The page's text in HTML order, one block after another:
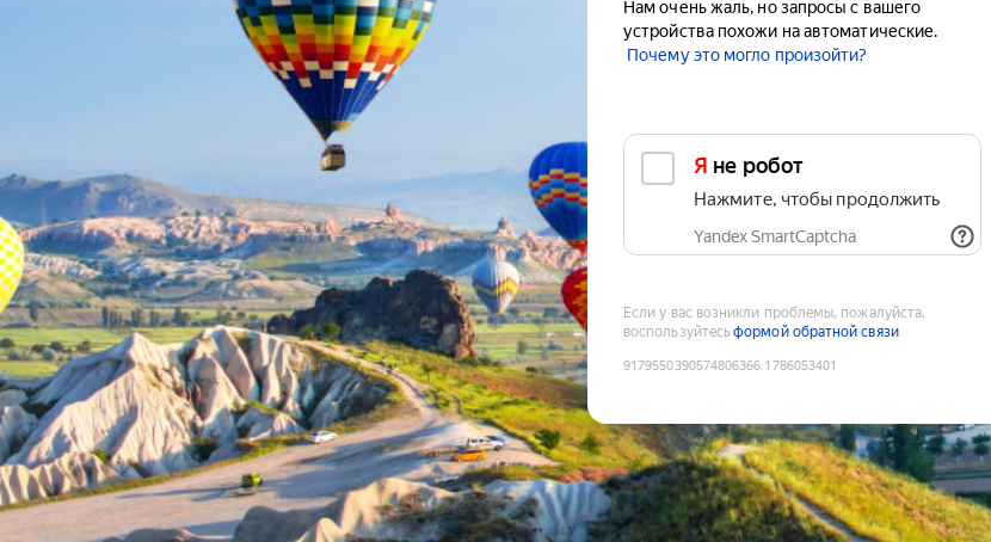
Нам очень жаль, но запросы с вашего
устройства похожи на автоматические.
Почему это могло произойти?
Я не робот
Нажмите, чтобы продолжить
Yandex SmartCaptcha
Если у вас возникли проблемы, пожалуйста,
воспользуйтесьформой обратной связи
9179550390574806366:1786053401